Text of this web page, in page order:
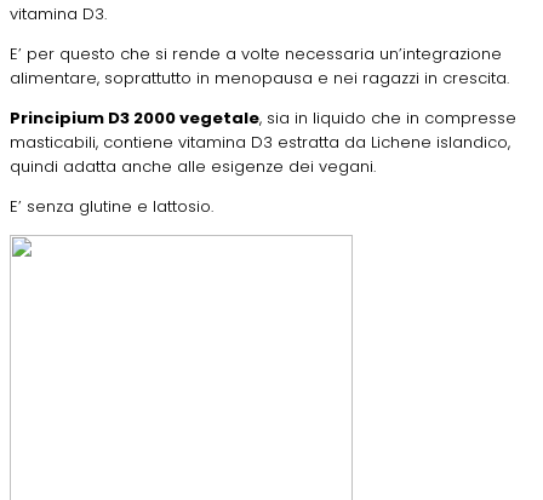
vitamina D3.
E’ per questo che si rende a volte necessaria un’integrazione
alimentare, soprattutto in menopausa e nei ragazzi in crescita.
Principium D3 2000 vegetale, sia in liquido che in compresse
masticabili, contiene vitamina D3 estratta da Lichene islandico,
quindi adatta anche alle esigenze dei vegani.
E’ senza glutine e lattosio.